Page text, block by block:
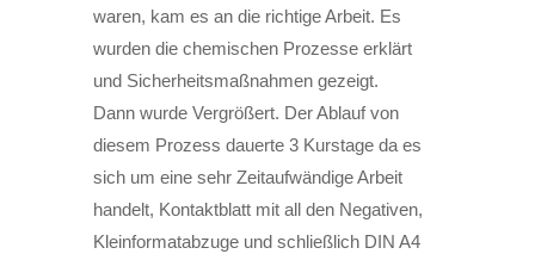
waren, kam es an die richtige Arbeit. Es
wurden die chemischen Prozesse erklärt
und Sicherheitsmaßnahmen gezeigt.
Dann wurde Vergrößert. Der Ablauf von
diesem Prozess dauerte 3 Kurstage da es
sich um eine sehr Zeitaufwändige Arbeit
handelt, Kontaktblatt mit all den Negativen,
Kleinformatabzuge und schließlich DIN A4